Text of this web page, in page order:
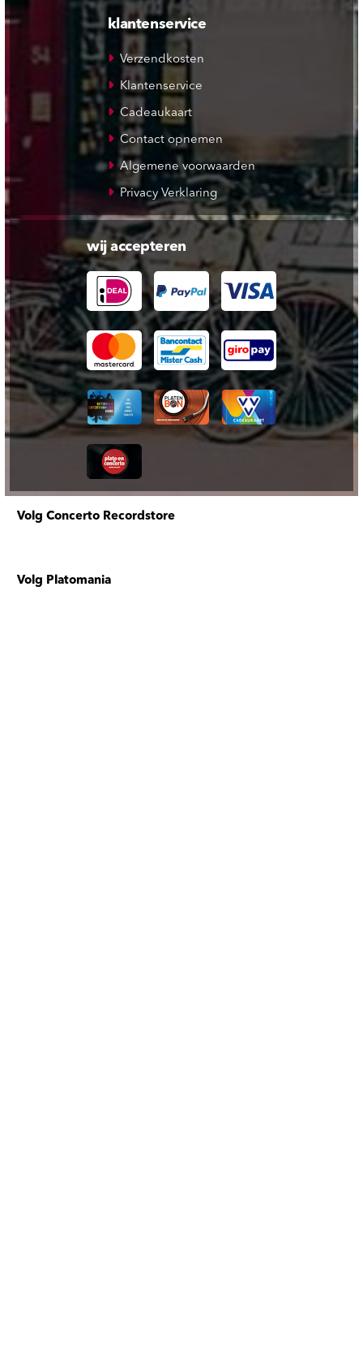
klantenservice
Verzendkosten
Klantenservice
Cadeaukaart
Contact opnemen
Algemene voorwaarden
Privacy Verklaring
wij accepteren
Volg Concerto Recordstore
Volg Platomania